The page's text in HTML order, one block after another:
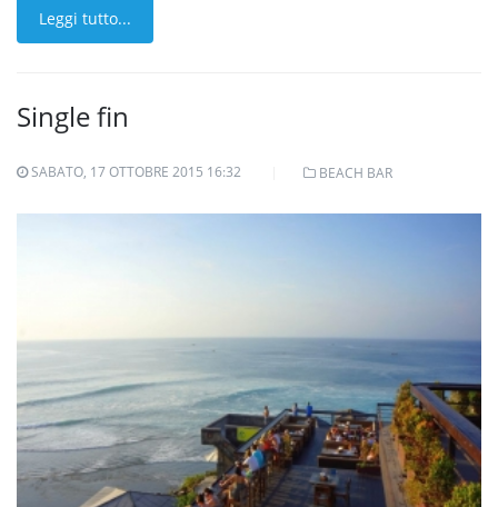
Leggi tutto...
Single fin
SABATO, 17 OTTOBRE 2015 16:32 BEACH BAR